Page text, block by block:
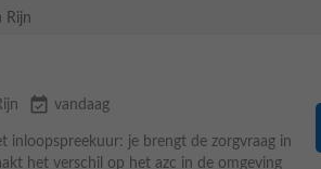
Rijn
event_available vandaag
inloopspreekuur: je brengt de zorgvraag in
het verschil op het azc in de omgeving